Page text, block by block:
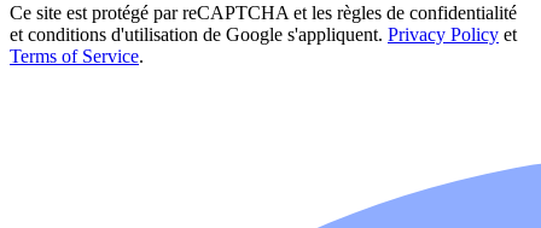
Ce site est protégé par reCAPTCHA et les règles de confidentialité
et conditions d'utilisation de Google s'appliquent. Privacy Policy et
Terms of Service.